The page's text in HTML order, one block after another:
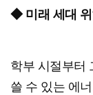
◆ 미래 세대 위
학부 시절부터
쓸 수 있는 에